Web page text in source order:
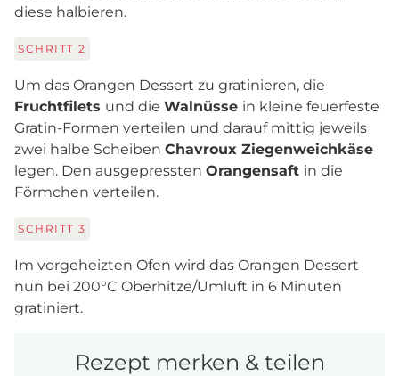
diese halbieren.
SCHRITT 2
Um das Orangen Dessert zu gratinieren, die
Fruchtfilets und die Walnüsse in kleine feuerfeste
Gratin-Formen verteilen und darauf mittig jeweils
zwei halbe Scheiben Chavroux Ziegenweichkäse
legen. Den ausgepressten Orangensaft in die
Förmchen verteilen.
SCHRITT 3
Im vorgeheizten Ofen wird das Orangen Dessert
nun bei 200°C Oberhitze/Umluft in 6 Minuten
gratiniert.
Rezept merken & teilen